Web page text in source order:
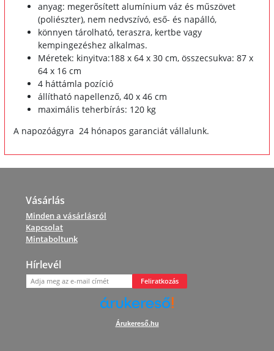
anyag: megerősített alumínium váz és műszövet
(poliészter), nem nedvszívó, eső- és napálló,
könnyen tárolható, teraszra, kertbe vagy
kempingezéshez alkalmas.
Méretek: kinyitva:188 x 64 x 30 cm, összecsukva: 87 x
64 x 16 cm
4 háttámla pozíció
állítható napellenző, 40 x 46 cm
maximális teherbírás: 120 kg
A napozóágyra 24 hónapos garanciát vállalunk.
Vásárlás
Minden a vásárlásról
Kapcsolat
Mintaboltunk
Hírlevél
Feliratkozás
Árukereső.hu